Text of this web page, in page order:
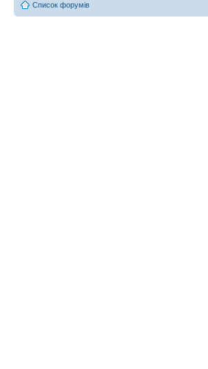
Список форумів